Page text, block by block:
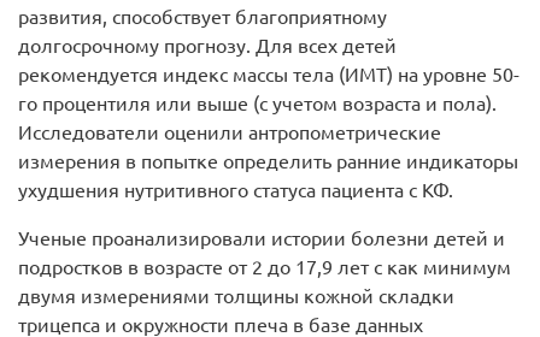
развития, способствует благоприятному
долгосрочному прогнозу. Для всех детей
рекомендуется индекс массы тела (ИМТ) на уровне 50-
го процентиля или выше (с учетом возраста и пола).
Исследователи оценили антропометрические
измерения в попытке определить ранние индикаторы
ухудшения нутритивного статуса пациента с КФ.
Ученые проанализировали истории болезни детей и
подростков в возрасте от 2 до 17,9 лет с как минимум
двумя измерениями толщины кожной складки
трицепса и окружности плеча в базе данных